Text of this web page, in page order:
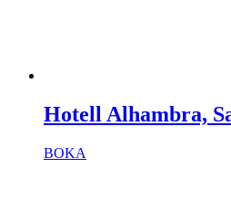
Hotell Alhambra,
BOKA